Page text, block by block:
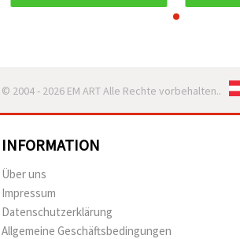
© 2004 - 2026 EM ART Alle Rechte vorbehalten..
INFORMATION
Über uns
Impressum
Datenschutzerklärung
Allgemeine Geschäftsbedingungen